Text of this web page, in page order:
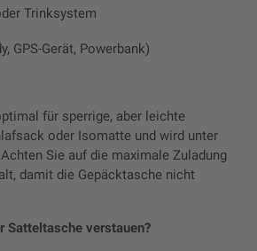
Trinksystem
GPS-Gerät, Powerbank)
für sperrige, aber leichte
oder Isomatte und wird unter
Sie auf die maximale Zuladung
damit die Gepäcktasche nicht
Satteltasche verstauen?